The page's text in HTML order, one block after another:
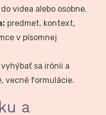
videa alebo osobne.
predmet, kontext,
v písomnej
vyhýbať sa irónii a
vecné formulácie.
a